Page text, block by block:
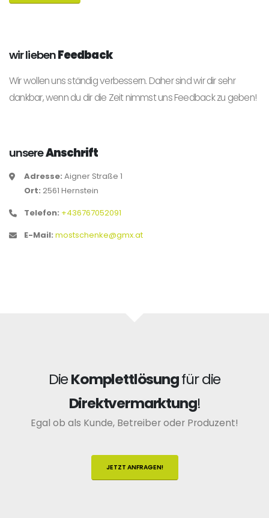
wir liebenFeedback
Wir wollen uns ständig verbessern. Daher sind wir dir sehr
dankbar, wenn du dir die Zeit nimmst uns Feedback zu geben!
unsereAnschrift
Adresse: Aigner Straße 1
Ort: 2561 Hernstein
Telefon: +436767052091
E-Mail: mostschenke@gmx.at
DieKomplettlösungfür die
Direktvermarktung!
Egal ob als Kunde, Betreiber oder Produzent!
JETZT ANFRAGEN!